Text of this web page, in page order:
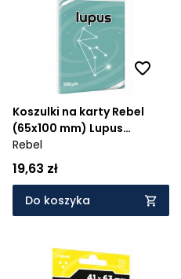
Koszulki na karty Rebel
(65x100 mm) Lupus
Premium, 100 sztuk
Rebel
19,63 zł
Do koszyka